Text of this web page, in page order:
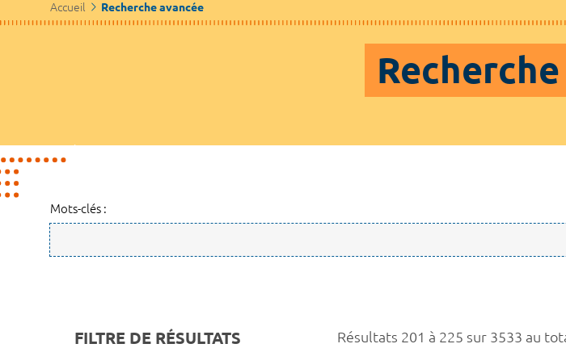
Accueil Recherche avancée
Mots-clés :
Résultats 201 à 225 sur 3533 au
FILTRE DE RÉSULTATS